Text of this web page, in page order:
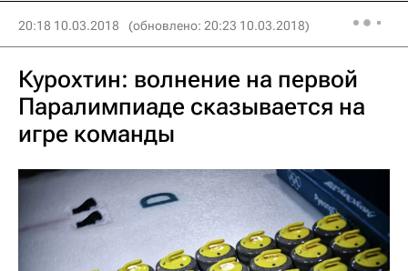
20:18 10.03.2018 (обновлено: 20:23 10.03.2018)
Курохтин: волнение на первой
Паралимпиаде сказывается на
игре команды